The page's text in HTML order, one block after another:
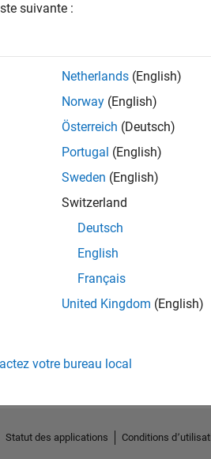
suivante :
Netherlands (English)
Norway (English)
Österreich (Deutsch)
Portugal (English)
Sweden (English)
Switzerland
Deutsch
English
Français
United Kingdom (English)
votre bureau local
Statut des applications
Conditions